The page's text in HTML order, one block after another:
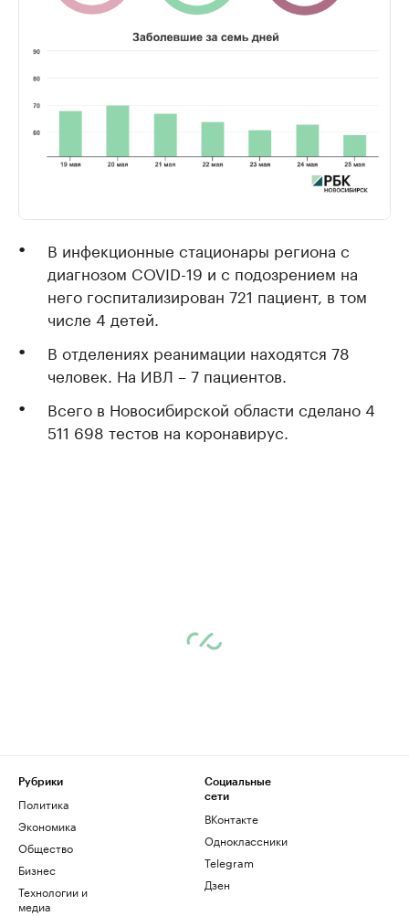
В инфекционные стационары региона с
диагнозом COVID-19 и с подозрением на
него госпитализирован 721 пациент, в том
числе 4 детей.
В отделениях реанимации находятся 78
человек. На ИВЛ – 7 пациентов.
Всего в Новосибирской области сделано 4
511 698 тестов на коронавирус.
Рубрики
Политика
Экономика
Общество
Бизнес
Технологии и
медиа
Социальные
сети
ВКонтакте
Одноклассники
Telegram
Дзен